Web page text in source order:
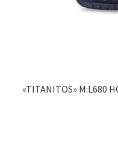
«TITANITOS» M:L680